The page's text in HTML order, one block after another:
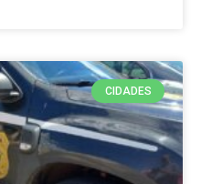
CIDADES